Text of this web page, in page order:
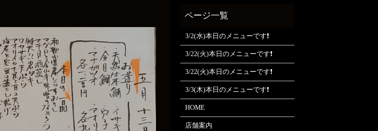
3/2(水)本日のメニューです❗
3/22(火)本日のメニューです❗
3/22(火)本日のメニューです❗
3/3(木)本日のメニューです❗
HOME
店舗案内